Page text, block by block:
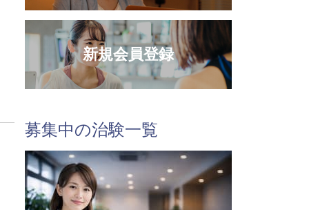
新規会員登録
募集中の治験一覧